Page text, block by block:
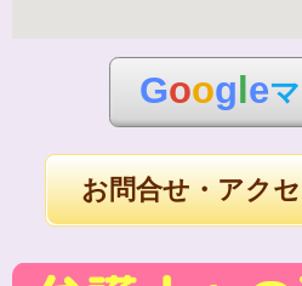
Goog e
お問合せ・アク